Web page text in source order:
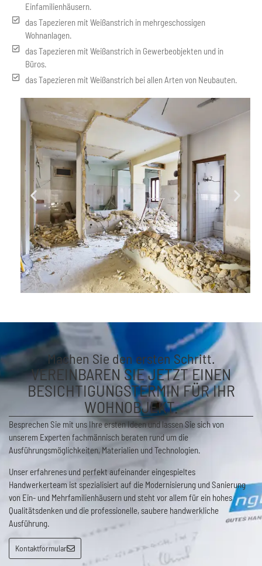
Einfamilienhäusern.
das Tapezieren mit Weißanstrich in mehrgeschossigen
Wohnanlagen.
das Tapezieren mit Weißanstrich in Gewerbeobjekten und in
Büros.
das Tapezieren mit Weißanstrich bei allen Arten von Neubauten.
Machen Sie den ersten Schritt.
VEREINBAREN SIE JETZT EINEN
BESICHTIGUNGSTERMIN FÜR IHR
WOHNOBJEKT.
Besprechen Sie mit uns Ihre ersten Ideen und lassen Sie sich von
unserem Experten fachmännisch beraten rund um die
Ausführungsmöglichkeiten, Materialien und Technologien.
Unser erfahrenes und perfekt aufeinander eingespieltes
Handwerkerteam ist spezialisiert auf die Modernisierung und Sanierung
von Ein- und Mehrfamilienhäusern und steht vor allem für ein hohes
Qualitätsdenken und die professionelle, saubere handwerkliche
Ausführung.
Kontaktformular